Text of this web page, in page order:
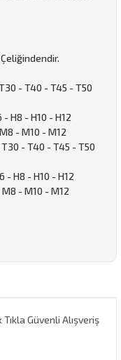
- T40 - T45 - T50
H8 - H10 - H12
- M10 - M12
- T40 - T45 - T50
- H8 - H10 - H12
- M10 - M12
Tıkla Güvenli Alışveriş